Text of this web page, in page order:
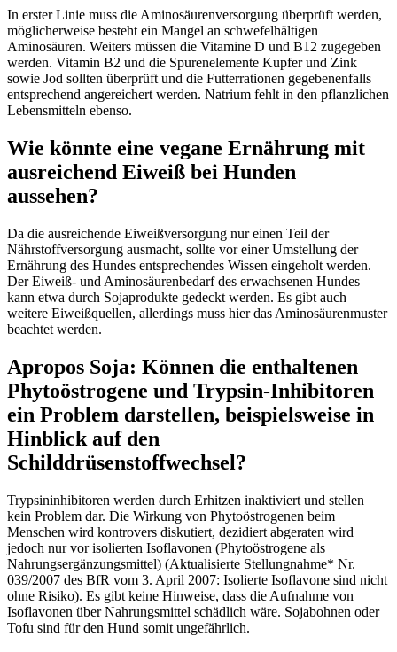
In erster Linie muss die Aminosäurenversorgung überprüft werden,
möglicherweise besteht ein Mangel an schwefelhältigen
Aminosäuren. Weiters müssen die Vitamine D und B12 zugegeben
werden. Vitamin B2 und die Spurenelemente Kupfer und Zink
sowie Jod sollten überprüft und die Futterrationen gegebenenfalls
entsprechend angereichert werden. Natrium fehlt in den pflanzlichen
Lebensmitteln ebenso.
Wie könnte eine vegane Ernährung mit
ausreichend Eiweiß bei Hunden
aussehen?
Da die ausreichende Eiweißversorgung nur einen Teil der
Nährstoffversorgung ausmacht, sollte vor einer Umstellung der
Ernährung des Hundes entsprechendes Wissen eingeholt werden.
Der Eiweiß- und Aminosäurenbedarf des erwachsenen Hundes
kann etwa durch Sojaprodukte gedeckt werden. Es gibt auch
weitere Eiweißquellen, allerdings muss hier das Aminosäurenmuster
beachtet werden.
Apropos Soja: Können die enthaltenen
Phytoöstrogene und Trypsin-Inhibitoren
ein Problem darstellen, beispielsweise in
Hinblick auf den
Schilddrüsenstoffwechsel?
Trypsininhibitoren werden durch Erhitzen inaktiviert und stellen
kein Problem dar. Die Wirkung von Phytoöstrogenen beim
Menschen wird kontrovers diskutiert, dezidiert abgeraten wird
jedoch nur vor isolierten Isoflavonen (Phytoöstrogene als
Nahrungsergänzungsmittel) (Aktualisierte Stellungnahme* Nr.
039/2007 des BfR vom 3. April 2007: Isolierte Isoflavone sind nicht
ohne Risiko). Es gibt keine Hinweise, dass die Aufnahme von
Isoflavonen über Nahrungsmittel schädlich wäre. Sojabohnen oder
Tofu sind für den Hund somit ungefährlich.